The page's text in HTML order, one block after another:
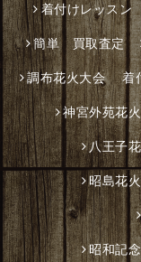
着付けレッスン
簡単 買取査定
調布花火大会 着
神宮外苑
八王
昭島
昭和記